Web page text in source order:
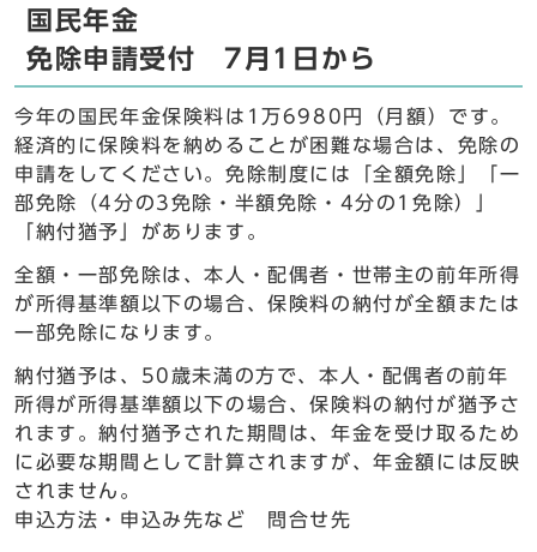
国民年金
免除申請受付 7月1日から
今年の国民年金保険料は1万6980円（月額）です。
経済的に保険料を納めることが困難な場合は、免除の
申請をしてください。免除制度には「全額免除」「一
部免除（4分の3免除・半額免除・4分の1免除）」
「納付猶予」があります。
全額・一部免除は、本人・配偶者・世帯主の前年所得
が所得基準額以下の場合、保険料の納付が全額または
一部免除になります。
納付猶予は、50歳未満の方で、本人・配偶者の前年
所得が所得基準額以下の場合、保険料の納付が猶予さ
れます。納付猶予された期間は、年金を受け取るため
に必要な期間として計算されますが、年金額には反映
されません。
申込方法・申込み先など 問合せ先